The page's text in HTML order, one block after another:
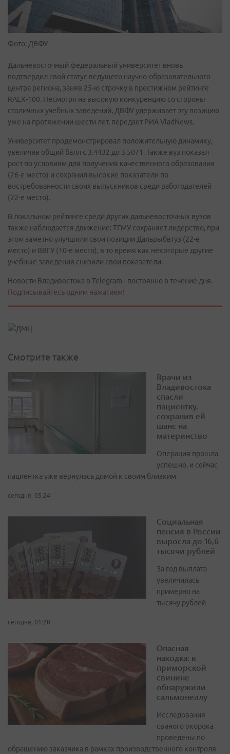
Фото: ДВФУ
Дальневосточный федеральный университет вновь
подтвердил свой статус ведущего научно-образовательного
центра региона, заняв 25-ю строчку в престижном рейтинге
RAEX-100. Несмотря на высокую конкуренцию со стороны
столичных учебных заведений, ДВФУ удерживает эту позицию
уже на протяжении шести лет, передает РИА VladNews.
Университет продемонстрировал положительную динамику,
увеличив общий балл с 3.4432 до 3.5071. Также вуз показал
рост по условиям для получения качественного образования
(26-е место) и сохранил высокие показатели по
востребованности своих выпускников среди работодателей
(22-е место).
В локальном рейтинге среди других дальневосточных вузов
также наблюдается движение: ТГМУ сохраняет лидерство, при
этом заметно улучшили свои позиции Дальрыбвтуз (22-е
место) и ВВГУ (10-е место), в то время как некоторые другие
учебные заведения снизили свои показатели.
Новости Владивостока в Telegram - постоянно в течение дня.
Подписывайтесь одним нажатием!
Смотрите также
Врачи из
Владивостока
спасли
пациентку,
сохранив ей
шанс на
материнство
Операция прошла
успешно, и сейчас
пациентка уже вернулась домой к своим близким
сегодня, 05:24
Социальная
пенсия в России
выросла до 16,6
тысячи рублей
За год выплата
увеличилась
примерно на
тысячу рублей
сегодня, 01:28
Опасная
находка: в
приморской
свинине
обнаружили
сальмонеллу
Исследования
свиного окорока
проведены по
обращению заказчика в рамках производственного контроля